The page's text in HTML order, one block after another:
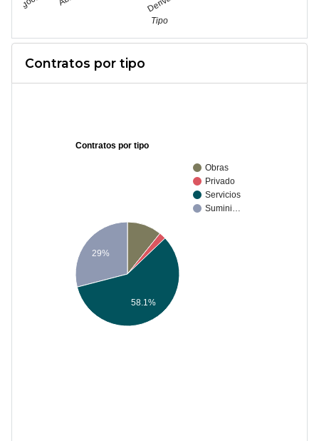
Tipo
Contratos por tipo
Contratos por tipo
Obras
Privado
Servicios
Sumini…
29%
58.1%